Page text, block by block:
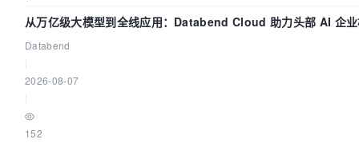
从万亿级大模型到全线应用：Databend Cloud 助力头部 AI 企
Databend
2026-08-07
152